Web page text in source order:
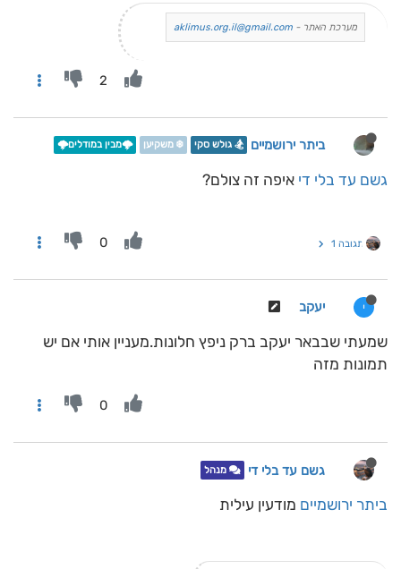
מערכת האתר - aklimus.org.il@gmail.com
2
ביתר ירושמיים 🏂 גולש סקי ❄️ משקיען 🌩️מבין במודלים🌩️
גשם עד בלי די איפה זה צולם?
תגובה 1 0
י יעקב
שמעתי שבבאר יעקב ברק ניפץ חלונות.מעניין אותי אם יש
תמונות מזה
0
גשם עד בלי די מנהל
ביתר ירושמיים מודעין עילית